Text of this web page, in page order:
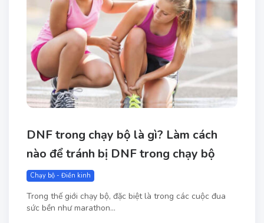
DNF trong chạy bộ là gì? Làm cách
nào để tránh bị DNF trong chạy bộ
Chạy bộ - Điền kinh
Trong thế giới chạy bộ, đặc biệt là trong các cuộc đua
sức bền như marathon...